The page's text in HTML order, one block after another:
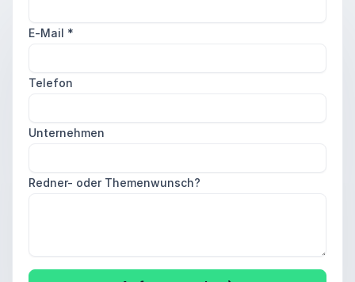
E-Mail *
Telefon
Unternehmen
Redner- oder Themenwunsch?